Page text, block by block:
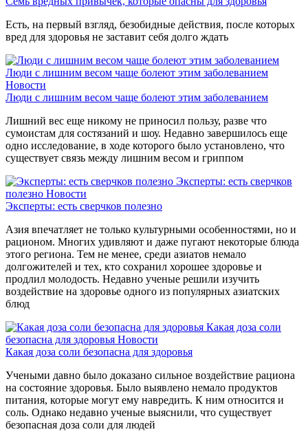
Есть, на первый взгляд, безобидные действия, после которых
вред для здоровья не заставит себя долго ждать
Люди с лишним весом чаще болеют этим заболеванием
Новости
Люди с лишним весом чаще болеют этим заболеванием
Лишний вес еще никому не приносил пользу, разве что
сумоистам для состязаний и шоу. Недавно завершилось еще
одно исследование, в ходе которого было установлено, что
существует связь между лишним весом и гриппом
Эксперты: есть сверчков
полезно Новости
Эксперты: есть сверчков полезно
Азия впечатляет не только культурными особенностями, но и
рационом. Многих удивляют и даже пугают некоторые блюда
этого региона. Тем не менее, среди азиатов немало
долгожителей и тех, кто сохранил хорошее здоровье и
продлил молодость. Недавно ученые решили изучить
воздействие на здоровье одного из популярных азиатских
блюд
Какая доза соли
безопасна для здоровья Новости
Какая доза соли безопасна для здоровья
Учеными давно было доказано сильное воздействие рациона
на состояние здоровья. Было выявлено немало продуктов
питания, которые могут ему навредить. К ним относится и
соль. Однако недавно ученые выяснили, что существует
безопасная доза соли для людей